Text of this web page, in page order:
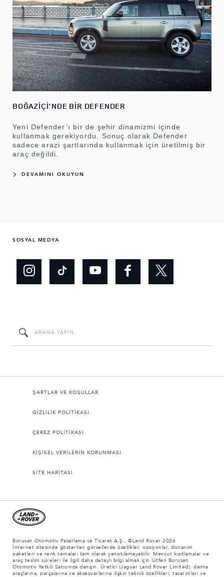
BOĞAZİÇİ'NDE BİR DEFENDER
Yeni Defender’ı bir de şehir dinamizmi içinde
kullanmak gerekiyordu. Sonuç olarak Defender
sadece arazi şartlarında kullanmak için üretilmiş bir
araç değildi.
DEVAMINI OKUYUN
SOSYAL MEDYA
ŞARTLAR VE KOŞULLAR
GİZLİLİK POLİTİKASI
ÇEREZ POLİTİKASI
KİŞİSEL VERİLERİN KORUNMASI
SİTE HARİTASI
Borusan Otomotiv Pazarlama ve Ticaret A.Ş., ©Land Rover 2026
İnternet sitesinde gösterilen görsellerde özellikler, opsiyonlar, donanım
paketleri ve renk temaları tam olarak yansıtılamayabilir. Mevcut kısıtlamalar ve
araç teslim süreleri ile ilgili daha detaylı bilgi almak için lütfen Borusan
Otomotiv Yetkili Satıcınıza danışın. Üretici (Jaguar Land Rover Limited), daima
araçlarına, parçalarına ve aksesuarlarına ilişkin teknik özellikleri, tasarımları ve